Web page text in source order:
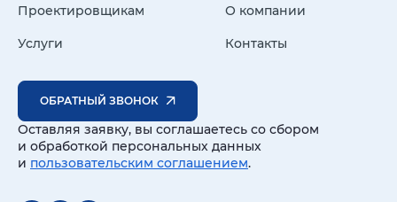
Проектировщикам
Услуги
О компании
Контакты
ОБРАТНЫЙ ЗВОНОК
Оставляя заявку, вы соглашаетесь со сбором
и обработкой персональных данных
и пользовательским соглашением.